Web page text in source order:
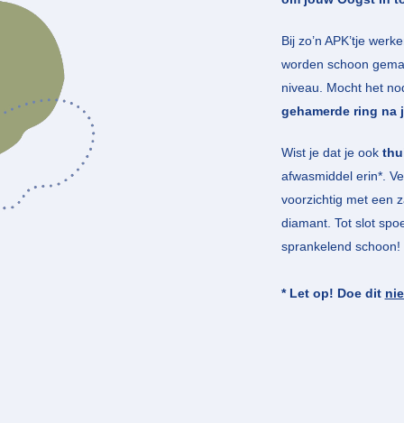
Bij zo’n APK’tje
worden schoon
niveau. Mocht het
gehamerde ring na
Wist je dat je ook
afwasmiddel erin*.
voorzichtig met een
diamant. Tot slot
sprankelend schoon!
* Let op! Doe dit